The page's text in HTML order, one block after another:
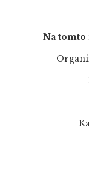
Na tomto